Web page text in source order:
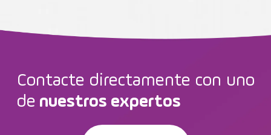
Contacte directamente con uno
de nuestros expertos